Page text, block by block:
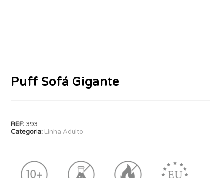
Puff Sofá Gigante
REF:393
Categoria: Linha Adulto